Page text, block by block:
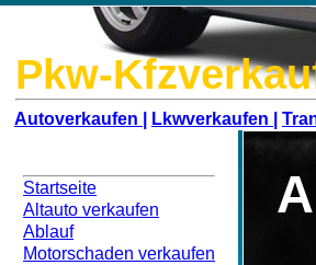
Pkw-
Autoverkaufen | Lkwverkaufen |
Startseite
Altauto verkaufen
Ablauf
Motorschaden verkaufen